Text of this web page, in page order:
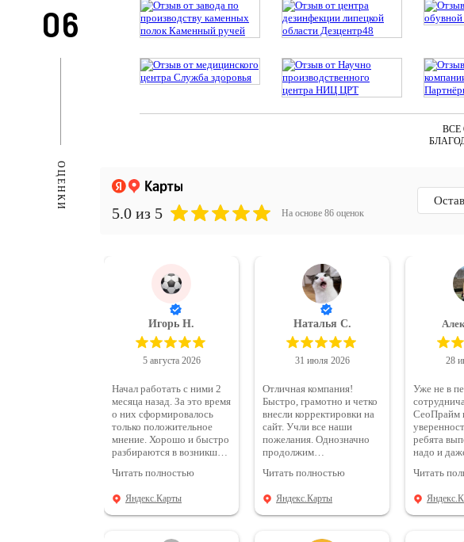
06
ОЦЕНКИ
ВСЕ
5.0 из 5 На основе 86 оценок
Игорь Н.
5 августа 2026
Начал работать с ними 2
месяца назад. За это время
о них сформировалось
только положительное
мнение. Хорошо и быстро
разбираются в возникших
связи и помогут советом.
Буду продолжать
работать с ними. Надеюсь
Читать полностью
Яндекс.Карты
Наталья С.
31 июля 2026
Отличная компания!
Быстро, грамотно и четко
внесли корректировки на
сайт. Учли все наши
пожелания. Однозначно
продолжим
Читать полностью
Яндекс.Карты
28
Уже не в
СеоПрайм
ребята
надо и
спасибо за
Читать